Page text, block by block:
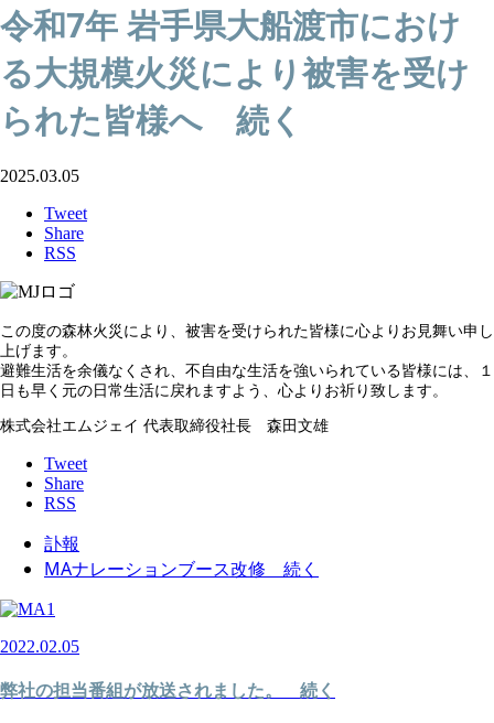
令和7年 岩手県大船渡市におけ
る大規模火災により被害を受け
られた皆様へ 続く
2025.03.05
Tweet
Share
RSS
この度の森林火災により、被害を受けられた皆様に心よりお見舞い申し
上げます。
避難生活を余儀なくされ、不自由な生活を強いられている皆様には、１
日も早く元の日常生活に戻れますよう、心よりお祈り致します。
株式会社エムジェイ 代表取締役社長 森田文雄
Tweet
Share
RSS
訃報
MAナレーションブース改修 続く
2022.02.05
弊社の担当番組が放送されました。 続く